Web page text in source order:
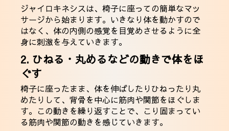
ジャイロキネシスは、椅子に座っての簡単なマッ
サージから始まります。いきなり体を動かすので
はなく、体の内側の感覚を目覚めさせるように全
身に刺激を与えていきます。
2. ひねる・丸めるなどの動きで体をほ
ぐす
椅子に座ったまま、体を伸ばしたりひねったり丸
めたりして、背骨を中心に筋肉や関節をほぐしま
す。この動きを繰り返すことで、こり固まってい
る筋肉や関節の動きを感じていきます。